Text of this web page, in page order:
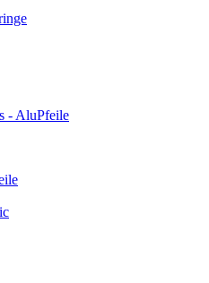
- AluPfeile